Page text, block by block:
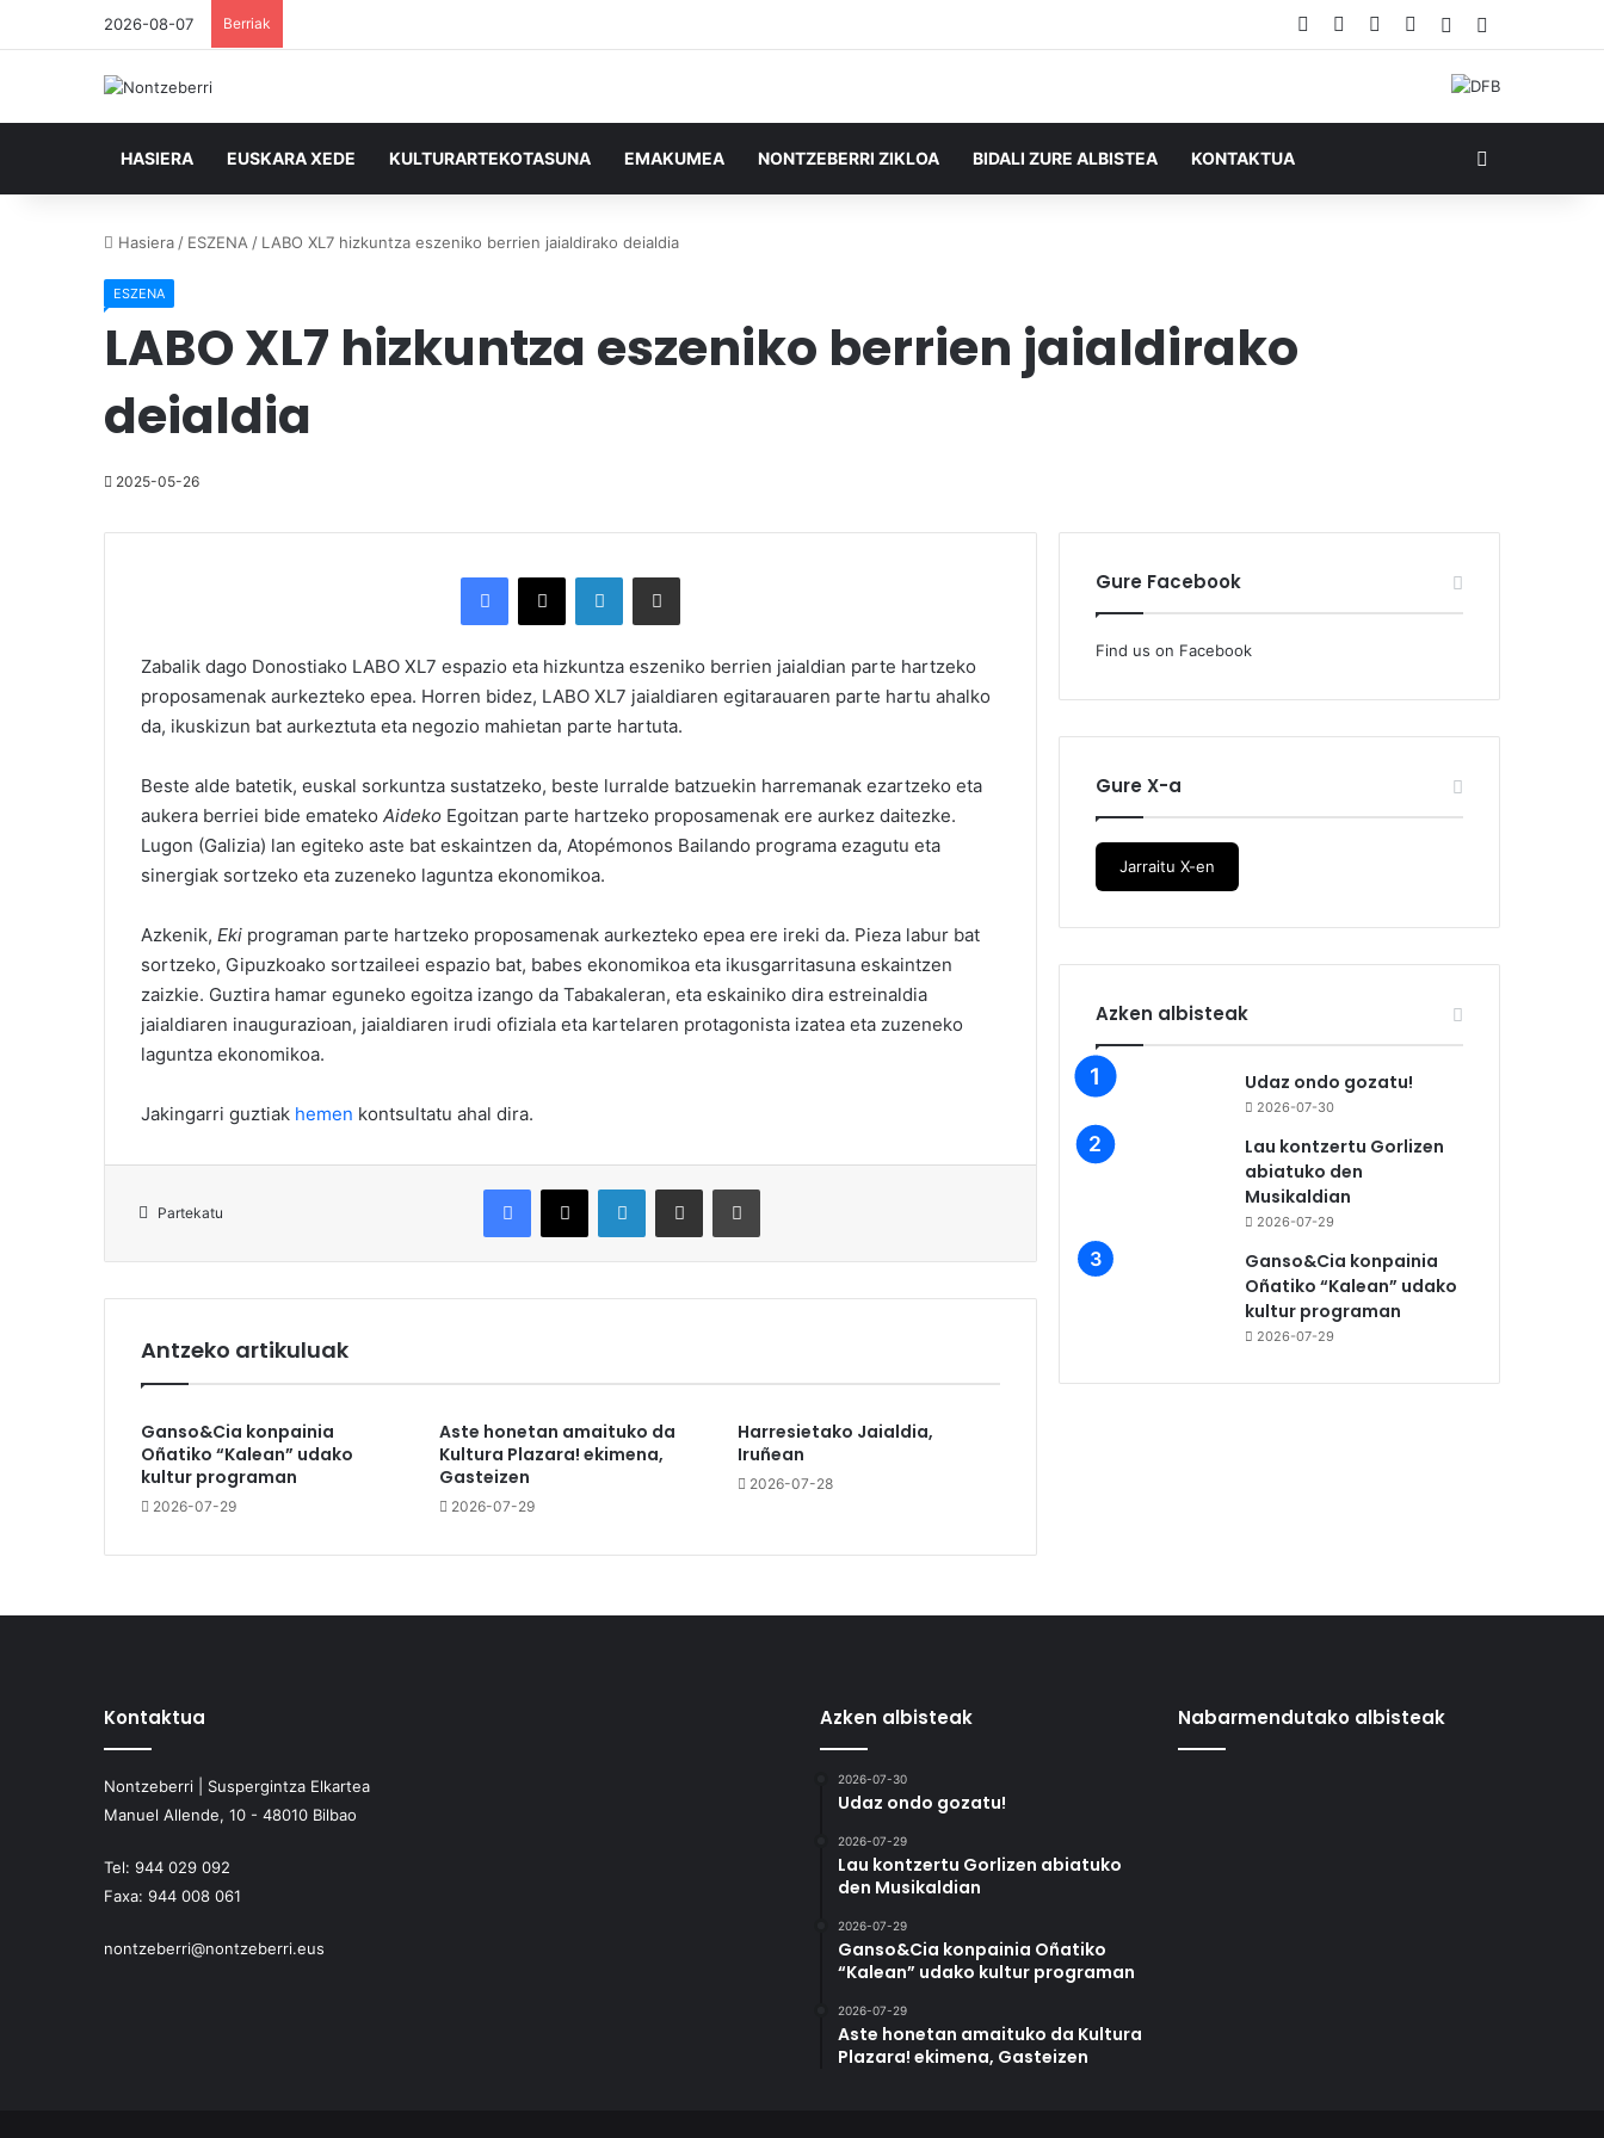
2026-08-07 Berriak Facebook YouTube
RSS Ausazko
HASIERA EUSKARA XEDE KULTURARTEKOTASUNA EMAKUMEA NONTZEBERRI ZIKLOA BIDALI ZURE ALBISTEA KONTAKTUA
Hasiera / ESZENA / LABO XL7 hizkuntza eszeniko berrien jaialdirako deialdia
ESZENA
LABO XL7 hizkuntza eszeniko berrien jaialdirako
deialdia
2025-05-26
Zabalik dago Donostiako LABO XL7 espazio eta hizkuntza eszeniko berrien jaialdian parte hartzeko
proposamenak aurkezteko epea. Horren bidez, LABO XL7 jaialdiaren egitarauaren parte hartu ahalko
da, ikuskizun bat aurkeztuta eta negozio mahietan parte hartuta.
Beste alde batetik, euskal sorkuntza sustatzeko, beste lurralde batzuekin harremanak ezartzeko eta
aukera berriei bide emateko Aideko Egoitzan parte hartzeko proposamenak ere aurkez daitezke.
Lugon (Galizia) lan egiteko aste bat eskaintzen da, Atopémonos Bailando programa ezagutu eta
sinergiak sortzeko eta zuzeneko laguntza ekonomikoa.
Azkenik, Eki programan parte hartzeko proposamenak aurkezteko epea ere ireki da. Pieza labur bat
sortzeko, Gipuzkoako sortzaileei espazio bat, babes ekonomikoa eta ikusgarritasuna eskaintzen
zaizkie. Guztira hamar eguneko egoitza izango da Tabakaleran, eta eskainiko dira estreinaldia
jaialdiaren inaugurazioan, jaialdiaren irudi ofiziala eta kartelaren protagonista izatea eta zuzeneko
laguntza ekonomikoa.
Jakingarri guztiak hemen kontsultatu ahal dira.
Partekatu
Antzeko artikuluak
Ganso&Cia konpainia
Oñatiko “Kalean” udako
kultur programan
2026-07-29
Aste honetan amaituko da
Kultura Plazara! ekimena,
Gasteizen
2026-07-29
Harresietako Jaialdia,
Iruñean
2026-07-28
Gure Facebook
Find us on Facebook
Gure X-a
Jarraitu X-en
Azken albisteak
Udaz ondo gozatu!
2026-07-30
Lau kontzertu Gorlizen
abiatuko den
Musikaldian
2026-07-29
Ganso&Cia konpainia
Oñatiko “Kalean” udako
kultur programan
2026-07-29
Kontaktua
Nontzeberri | Suspergintza Elkartea
Manuel Allende, 10 - 48010 Bilbao
Tel: 944 029 092
Faxa: 944 008 061
nontzeberri@nontzeberri.eus
Azken albisteak
2026-07-30
Udaz ondo gozatu!
2026-07-29
Lau kontzertu Gorlizen abiatuko
den Musikaldian
2026-07-29
Ganso&Cia konpainia Oñatiko
“Kalean” udako kultur programan
2026-07-29
Aste honetan amaituko da Kultura
Plazara! ekimena, Gasteizen
Nabarmendutako albisteak